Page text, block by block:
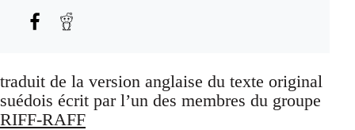
traduit de la version anglaise du texte original
suédois écrit par l’un des membres du groupe
RIFF-RAFF